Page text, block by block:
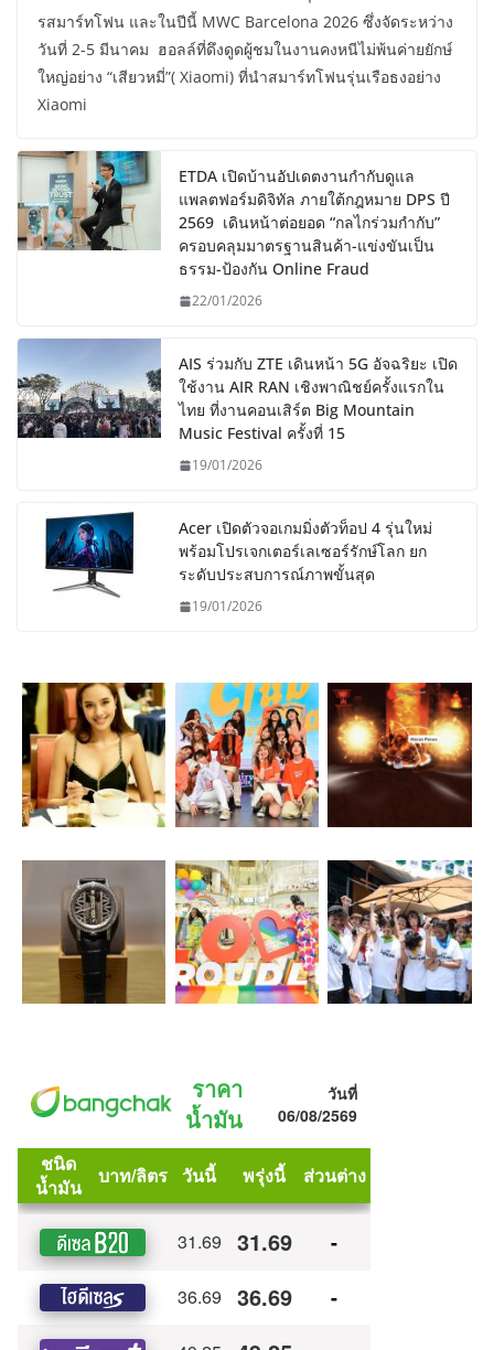
รสมาร์ทโฟน และในปีนี้ MWC Barcelona 2026 ซึ่งจัดระหว่าง
วันที่ 2-5 มีนาคม ฮอลล์ที่ดึงดูดผู้ชมในงานคงหนีไม่พ้นค่ายยักษ์
ใหญ่อย่าง “เสียวหมี่”( Xiaomi) ที่นำสมาร์ทโฟนรุ่นเรือธงอย่าง
Xiaomi
ETDA เปิดบ้านอัปเดตงานกำกับดูแล
แพลตฟอร์มดิจิทัล ภายใต้กฎหมาย DPS ปี
2569 เดินหน้าต่อยอด “กลไกร่วมกำกับ”
ครอบคลุมมาตรฐานสินค้า-แข่งขันเป็น
ธรรม-ป้องกัน Online Fraud
22/01/2026
AIS ร่วมกับ ZTE เดินหน้า 5G อัจฉริยะ เปิด
ใช้งาน AIR RAN เชิงพาณิชย์ครั้งแรกใน
ไทย ที่งานคอนเสิร์ต Big Mountain
Music Festival ครั้งที่ 15
19/01/2026
Acer เปิดตัวจอเกมมิ่งตัวท็อป 4 รุ่นใหม่
พร้อมโปรเจกเตอร์เลเซอร์รักษ์โลก ยก
ระดับประสบการณ์ภาพขั้นสุด
19/01/2026